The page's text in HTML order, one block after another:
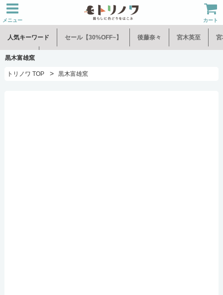
メニュー カート
人気キーワード セール【30%OFF~】 後藤奈々 宮木英至 宮
水谷和音
黒木富雄窯
トリノワ TOP > 黒木富雄窯